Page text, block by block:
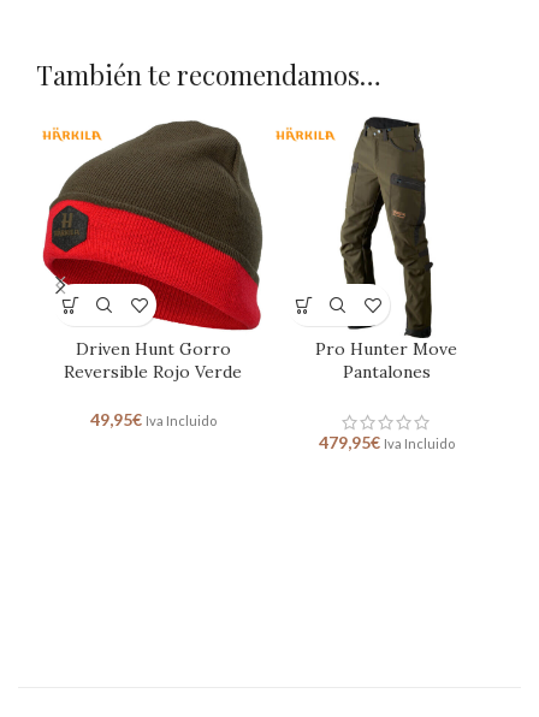
También te recomendamos…
Driven Hunt Gorro
Reversible Rojo Verde
49,95€ Iva Incluido
Pro Hunter Move
Pantalones
479,95€ Iva Incluido